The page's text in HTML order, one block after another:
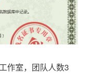
作室，团队人数3